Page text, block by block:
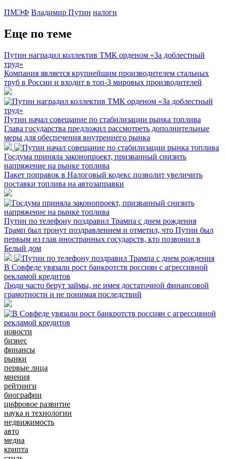
ПМЭФ Владимир Путин налоги
Еще по теме
Путин наградил коллектив ТМК орденом «За доблестный
труд»
Компания является крупнейшим производителем стальных
труб в России и входит в топ-3 мировых производителей
Путин начал совещание по стабилизации рынка топлива
Глава государства предложил рассмотреть дополнительные
меры для обеспечения внутреннего рынка
Госдума приняла законопроект, призванный снизить
напряжение на рынке топлива
Пакет поправок в Налоговый кодекс позволит увеличить
поставки топлива на автозаправки
Путин по телефону поздравил Трампа с днем рождения
Трамп был тронут поздравлением и отметил, что Путин был
первым из глав иностранных государств, кто позвонил в
Белый дом
В Совфеде увязали рост банкротств россиян с агрессивной
рекламой кредитов
Люди часто берут займы, не имея достаточной финансовой
грамотности и не понимая последствий
новости
бизнес
финансы
рынки
первые лица
мнения
рейтинги
биографии
цифровое развитие
наука и технологии
недвижимость
авто
медиа
крипта